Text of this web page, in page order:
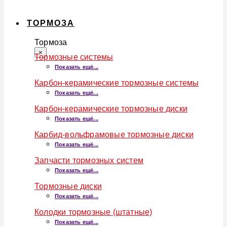
ТОРМОЗА
Тормоза
×
Тормозные системы
Показать ещё...
Карбон-керамические тормозные системы
Показать ещё...
Карбон-керамические тормозные диски
Показать ещё...
Карбид-вольфрамовые тормозные диски
Показать ещё...
Запчасти тормозных систем
Показать ещё...
Тормозные диски
Показать ещё...
Колодки тормозные (штатные)
Показать ещё...